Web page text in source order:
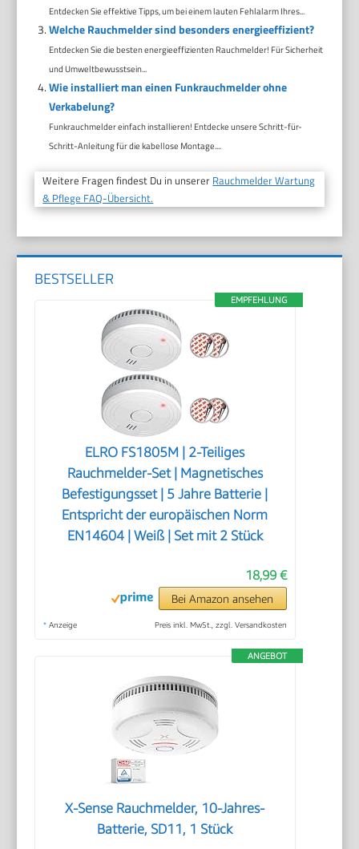
Entdecken Sie effektive Tipps, um bei einem lauten Fehlalarm Ihres...
Welche Rauchmelder sind besonders energieeffizient?
Entdecken Sie die besten energieeffizienten Rauchmelder! Für Sicherheit
und Umweltbewusstsein...
Wie installiert man einen Funkrauchmelder ohne
Verkabelung?
Funkrauchmelder einfach installieren! Entdecke unsere Schritt-für-
Schritt-Anleitung für die kabellose Montage....
Weitere Fragen findest Du in unserer Rauchmelder Wartung
& Pflege FAQ-Übersicht.
BESTSELLER
EMPFEHLUNG
ELRO FS1805M | 2-Teiliges
Rauchmelder-Set | Magnetisches
Befestigungsset | 5 Jahre Batterie |
Entspricht der europäischen Norm
EN14604 | Weiß | Set mit 2 Stück
18,99 €
Bei Amazon ansehen
* Anzeige Preis inkl. MwSt., zzgl. Versandkosten
ANGEBOT
X-Sense Rauchmelder, 10-Jahres-
Batterie, SD11, 1 Stück